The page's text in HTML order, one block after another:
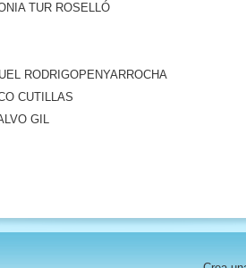
TUR ROSELLÓ
-
RODRIGOPENYARROCHA
GIL